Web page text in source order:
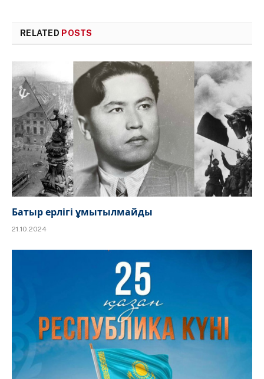
RELATED POSTS
Батыр ерлігі ұмытылмайды
21.10.2024